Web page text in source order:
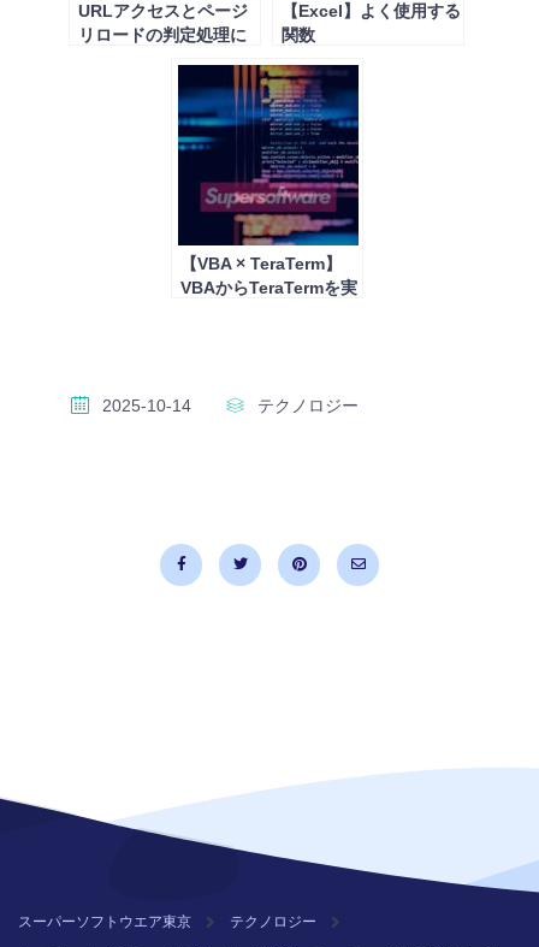
URLアクセスとページ
リロードの判定処理に
【Excel】よく使用する
関数
【VBA × TeraTerm】
VBAからTeraTermを実
2025-10-14 テクノロジー
スーパーソフトウエア東京 テクノロジー